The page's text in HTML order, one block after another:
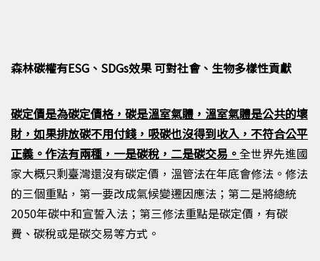
森林碳權有ESG、SDGs效果 可對社會、生物多樣性貢獻
碳定價是為碳定價格，碳是溫室氣體，溫室氣體是公共的壞
財，如果排放碳不用付錢，吸碳也沒得到收入，不符合公平
正義。作法有兩種，一是碳稅，二是碳交易。全世界先進國
家大概只剩臺灣還沒有碳定價，溫管法在年底會修法。修法
的三個重點，第一要改成氣候變遷因應法；第二是將總統
2050年碳中和宣誓入法；第三修法重點是碳定價，有碳
費、碳稅或是碳交易等方式。